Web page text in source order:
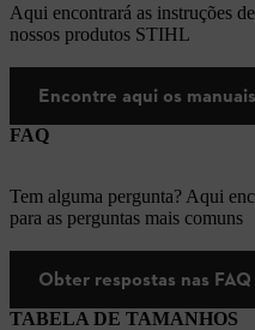
Aqui encontrará as instruções
nossos produtos STIHL
Encontre aqui os
FAQ
Tem alguma pergunta? Aqui
para as perguntas mais comuns
Obter respostas nas FAQ
TABELA DE TAMANHOS